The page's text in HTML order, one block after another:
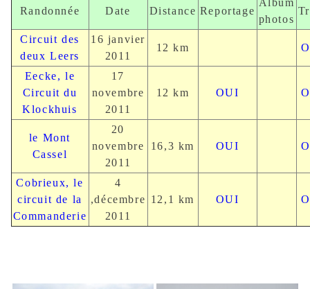
Randonnée Date Distance Reportage
Album
photos
Circuit des
deux Leers
16 janvier
2011
12 km
Eecke, le
Circuit du
Klockhuis
17
novembre
2011
12 km OUI
le Mont
Cassel
20
novembre
2011
16,3 km OUI
Cobrieux, le
circuit de la
Commanderie
4
,décembre
2011
12,1 km OUI